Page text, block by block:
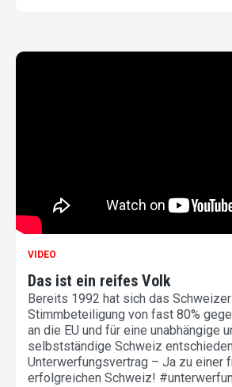
VIDEO
Das ist ein reifes Volk
Bereits 1992 hat sich das
Stimmbeteiligung von fast 80%
an die EU und für eine unabhängige
selbstständige Schweiz
Unterwerfungsvertrag – Ja zu einer
erfolgreichen Schweiz!